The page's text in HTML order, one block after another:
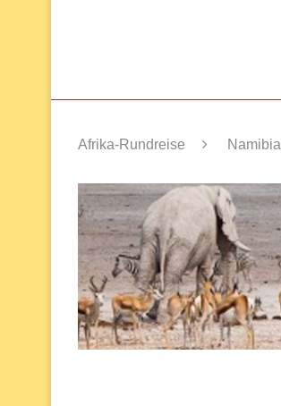
Afrika-Rundreise Namibia